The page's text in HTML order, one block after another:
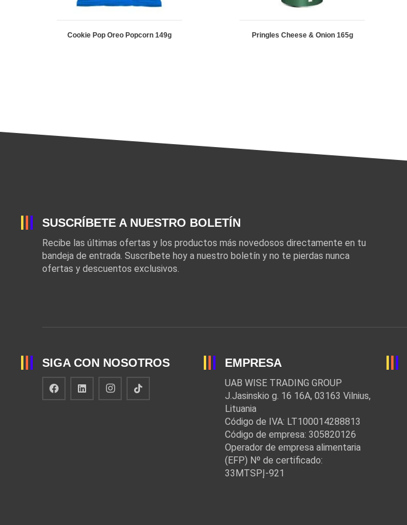
Cookie Pop Oreo Popcorn 149g Pringles Cheese & Onion 165g
SUSCRÍBETE A NUESTRO BOLETÍN
Recibe las últimas ofertas y los productos más novedosos directamente en tu
bandeja de entrada. Suscríbete hoy a nuestro boletín y no te pierdas nunca
ofertas y descuentos exclusivos.
SIGA CON NOSOTROS EMPRESA
UAB WISE TRADING GROUP
J.Jasinskio g. 16 16A, 03163 Vilnius,
Lituania
Código de IVA: LT100014288813
Código de empresa: 305820126
Operador de empresa alimentaria
(EFP) Nº de certificado:
33MTSPĮ-921